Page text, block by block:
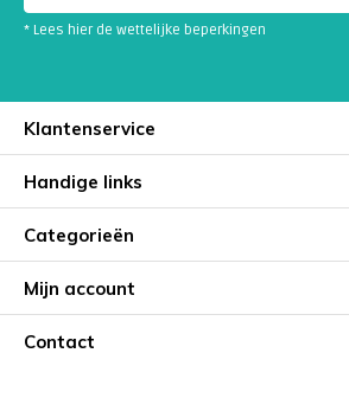
* Lees hier de wettelijke beperkingen
Klantenservice
Handige links
Categorieën
Mijn account
Contact